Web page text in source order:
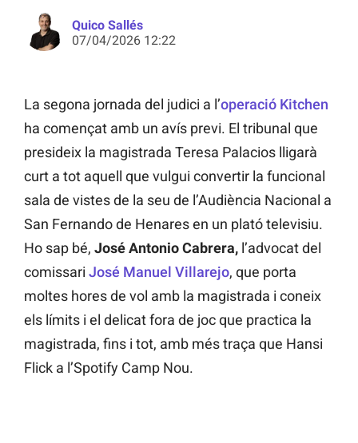
Quico Sallés
07/04/2026 12:22
La segona jornada del judici a l’operació Kitchen
ha començat amb un avís previ. El tribunal que
presideix la magistrada Teresa Palacios lligarà
curt a tot aquell que vulgui convertir la funcional
sala de vistes de la seu de l’Audiència Nacional a
San Fernando de Henares en un plató televisiu.
Ho sap bé, José Antonio Cabrera, l’advocat del
comissari José Manuel Villarejo, que porta
moltes hores de vol amb la magistrada i coneix
els límits i el delicat fora de joc que practica la
magistrada, fins i tot, amb més traça que Hansi
Flick a l’Spotify Camp Nou.